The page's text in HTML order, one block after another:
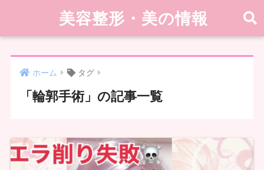
美容整形・美の情報
ホーム タグ
「輪郭手術」の記事一覧